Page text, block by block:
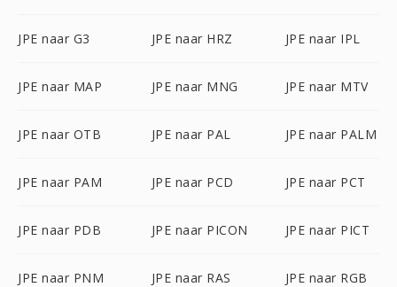
JPE naar G3 JPE naar HRZ JPE naar IPL
JPE naar MAP JPE naar MNG JPE naar MTV
JPE naar OTB JPE naar PAL JPE naar PALM
JPE naar PAM JPE naar PCD JPE naar PCT
JPE naar PDB JPE naar PICON JPE naar PICT
JPE naar PNM JPE naar RAS JPE naar RGB